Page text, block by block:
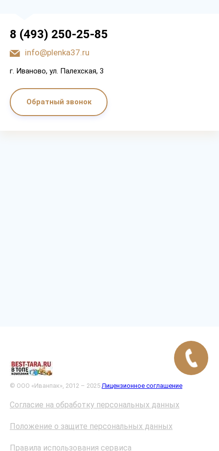
8 (493) 250-25-85
info@plenka37.ru
г. Иваново, ул. Палехская, 3
Обратный звонок
© ООО «Иванпак», 2012 – 2025 Лицензионное соглашение
Согласие на обработку персональных данных
Положение о защите персональных данных
Правила использования сервиса